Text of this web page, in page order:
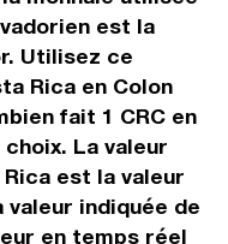
est la
Utilisez ce
Rica en Colon
fait 1 CRC en
La valeur
est la valeur
valeur indiquée de
en temps réel